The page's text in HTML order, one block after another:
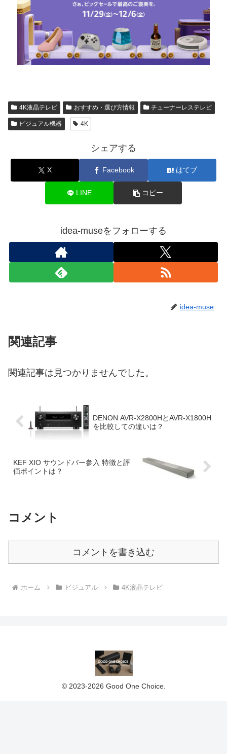
4K液晶テレビ おすすめ・選び方情報 チューナーレステレビ
ビジュアル機器 4K
シェアする
X Facebook はてブ
LINE コピー
idea-museをフォローする
idea-muse
関連記事
関連記事は見つかりませんでした。
DENON AVR-X2800HとAVR-X1800H
を比較しての違いは？
KEF XIO サウンドバー参入 特徴と評
価ポイントは？
コメント
コメントを書き込む
ホーム ビジュアル 4K液晶テレビ
© 2023-2026 Good One Choice.